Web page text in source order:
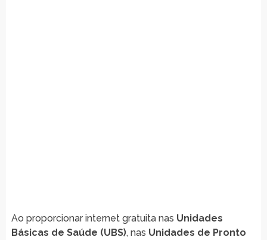
Ao proporcionar internet gratuita nas Unidades
Básicas de Saúde (UBS), nas Unidades de Pronto